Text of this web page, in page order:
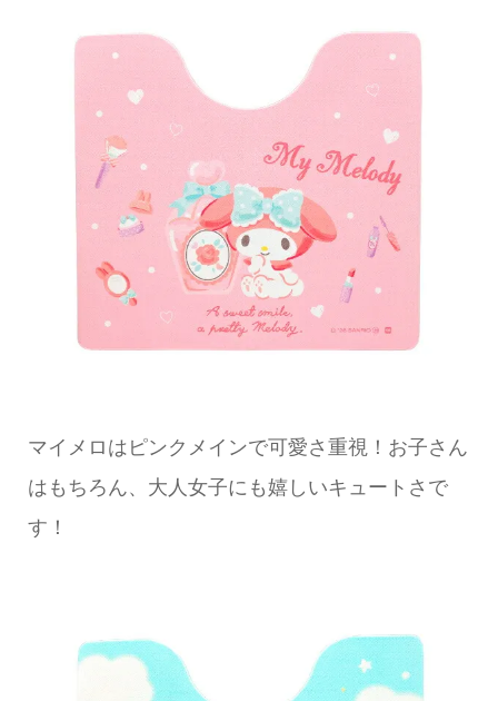
マイメロはピンクメインで可愛さ重視！お子さん
はもちろん、大人女子にも嬉しいキュートさで
す！